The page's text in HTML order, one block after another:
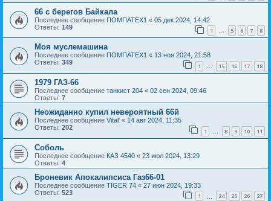
66 с берегов Байкала
Последнее сообщение ПОМПАТЕХ1 « 05 дек 2024, 14:42
Ответы: 149 1 5 6 7 8
Моя муслемашина
Последнее сообщение ПОМПАТЕХ1 « 13 ноя 2024, 21:58
Ответы: 349 1 … 15 16 17 18
1979 ГАЗ-66
Последнее сообщение танкист 204 « 02 сен 2024, 09:46
Ответы: 7
Неожиданно купил невероятный 66й
Последнее сообщение Vital' « 14 авг 2024, 11:35
Ответы: 202 1 … 8 9 10 11
Соболь
Последнее сообщение КАЗ 4540 « 23 июл 2024, 13:29
Ответы: 4
Броневик Апокалипсиса Газ66-01
Последнее сообщение TIGER 74 « 27 июн 2024, 19:33
Ответы: 523 1 24 25 26 27